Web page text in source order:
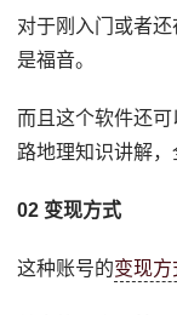
对于刚入门或者
是福音。
而且这个软件还
路地理知识讲解，
02 变现方式
这种账号的变现